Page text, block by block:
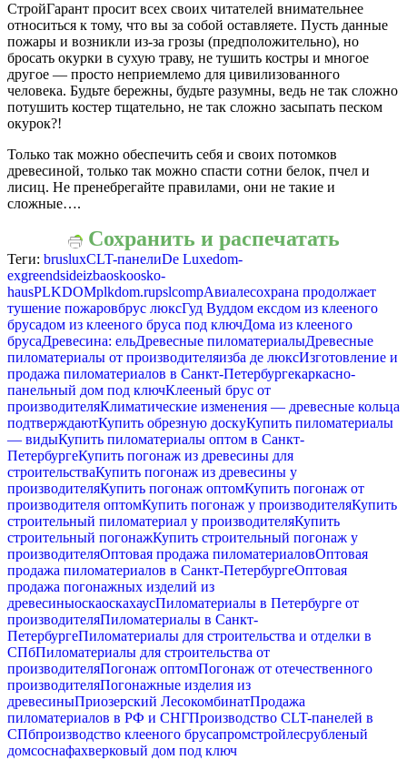
СтройГарант просит всех своих читателей внимательнее
относиться к тому, что вы за собой оставляете. Пусть данные
пожары и возникли из-за грозы (предположительно), но
бросать окурки в сухую траву, не тушить костры и многое
другое — просто неприемлемо для цивилизованного
человека. Будьте бережны, будьте разумны, ведь не так сложно
потушить костер тщательно, не так сложно засыпать песком
окурок?!
Только так можно обеспечить себя и своих потомков
древесиной, только так можно спасти сотни белок, пчел и
лисиц. Не пренебрегайте правилами, они не такие и
сложные….
Сохранить и распечатать
Теги: brusluxCLT-панелиDe Luxedom-
exgreendsideizbaoskoosko-
hausPLKDOMplkdom.rupslcompАвиалесохрана продолжает
тушение пожаровбрус люксГуд Вуддом ексдом из клееного
брусадом из клееного бруса под ключДома из клееного
брусаДревесина: ельДревесные пиломатериалыДревесные
пиломатериалы от производителяизба де люксИзготовление и
продажа пиломатериалов в Санкт-Петербургекаркасно-
панельный дом под ключКлееный брус от
производителяКлиматические изменения — древесные кольца
подтверждаютКупить обрезную доскуКупить пиломатериалы
— видыКупить пиломатериалы оптом в Санкт-
ПетербургеКупить погонаж из древесины для
строительстваКупить погонаж из древесины у
производителяКупить погонаж оптомКупить погонаж от
производителя оптомКупить погонаж у производителяКупить
строительный пиломатериал у производителяКупить
строительный погонажКупить строительный погонаж у
производителяОптовая продажа пиломатериаловОптовая
продажа пиломатериалов в Санкт-ПетербургеОптовая
продажа погонажных изделий из
древесиныоскаоскахаусПиломатериалы в Петербурге от
производителяПиломатериалы в Санкт-
ПетербургеПиломатериалы для строительства и отделки в
СПбПиломатериалы для строительства от
производителяПогонаж оптомПогонаж от отечественного
производителяПогонажные изделия из
древесиныПриозерский ЛесокомбинатПродажа
пиломатериалов в РФ и СНГПроизводство CLT-панелей в
СПбпроизводство клееного брусапромстройлесрубленый
домсоснафахверковый дом под ключ